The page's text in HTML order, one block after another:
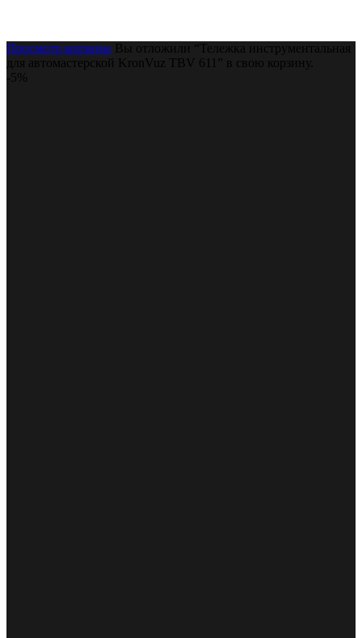
Просмотр корзины Вы отложили “Тележка инструментальная
для автомастерской KronVuz TBV 611” в свою корзину.
-5%